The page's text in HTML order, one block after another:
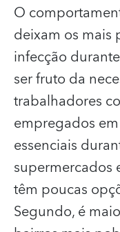
O
deixam os mais
infecção
ser fruto da
trabalhadores
empregados
essenciais
supermercados
têm poucas
Segundo, é